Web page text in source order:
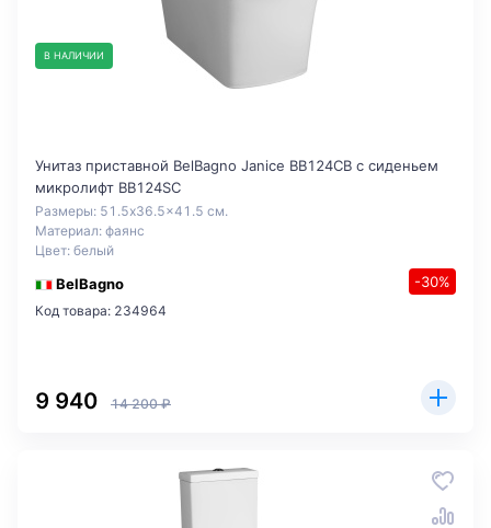
В НАЛИЧИИ
Унитаз приставной BelBagno Janice BB124CB с сиденьем
микролифт BB124SC
Размеры: 51.5x36.5x41.5 см.
Материал: фаянс
Цвет: белый
BelBagno -30%
Код товара: 234964
9 940 14 200 ₽